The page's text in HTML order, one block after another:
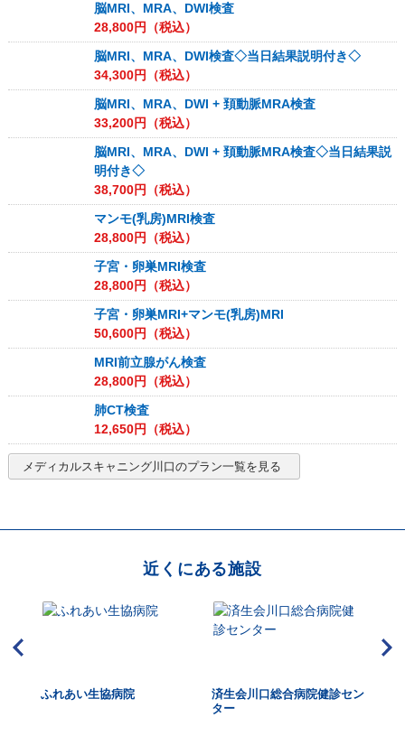
脳MRI、MRA、DWI検査
28,800円（税込）
脳MRI、MRA、DWI検査◇当日結果説明付き◇
34,300円（税込）
脳MRI、MRA、DWI + 頚動脈MRA検査
33,200円（税込）
脳MRI、MRA、DWI + 頚動脈MRA検査◇当日結果説
明付き◇
38,700円（税込）
マンモ(乳房)MRI検査
28,800円（税込）
子宮・卵巣MRI検査
28,800円（税込）
子宮・卵巣MRI+マンモ(乳房)MRI
50,600円（税込）
MRI前立腺がん検査
28,800円（税込）
肺CT検査
12,650円（税込）
メディカルスキャニング川口のプラン一覧を見る
近くにある施設
ふれあい生協病院
済生会川口総合病院健診セン
ター